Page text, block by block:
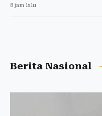
8 jam lalu
Berita Nasional